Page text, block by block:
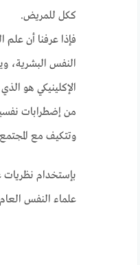
ككل للمريض.
فإذا عرفنا أن
النفس البشرية،
الإكلينيكي هو
من إضطرابات
وتتكيف مع
بإستخدام
علماء النفس